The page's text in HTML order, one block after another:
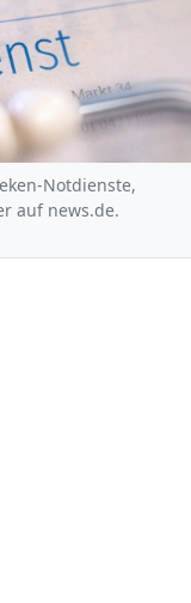
Notdienste,
auf news.de.